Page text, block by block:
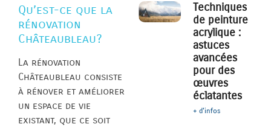
Qu’est-ce que la
rénovation
Châteaubleau?
La rénovation
Châteaubleau consiste
à rénover et améliorer
un espace de vie
existant, que ce soit
Techniques
de peinture
acrylique :
astuces
avancées
pour des
œuvres
éclatantes
+ d'infos